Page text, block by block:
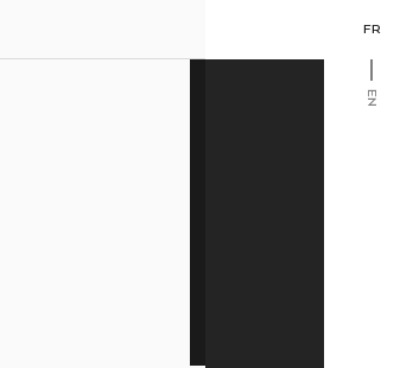
FR
EN